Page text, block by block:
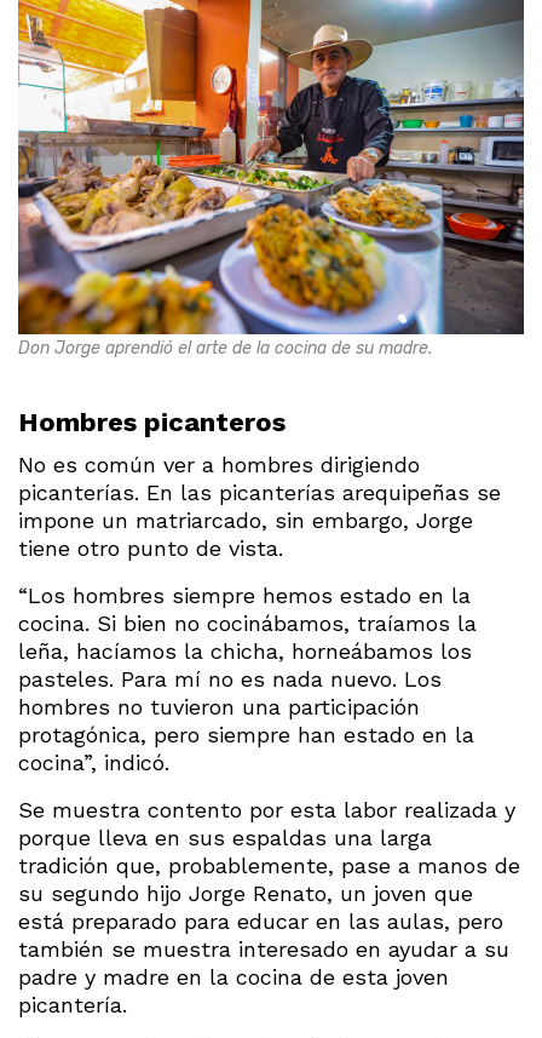
Don Jorge aprendió el arte de la cocina de su madre.
Hombres picanteros
No es común ver a hombres dirigiendo
picanterías. En las picanterías arequipeñas se
impone un matriarcado, sin embargo, Jorge
tiene otro punto de vista.
“Los hombres siempre hemos estado en la
cocina. Si bien no cocinábamos, traíamos la
leña, hacíamos la chicha, horneábamos los
pasteles. Para mí no es nada nuevo. Los
hombres no tuvieron una participación
protagónica, pero siempre han estado en la
cocina”, indicó.
Se muestra contento por esta labor realizada y
porque lleva en sus espaldas una larga
tradición que, probablemente, pase a manos de
su segundo hijo Jorge Renato, un joven que
está preparado para educar en las aulas, pero
también se muestra interesado en ayudar a su
padre y madre en la cocina de esta joven
picantería.